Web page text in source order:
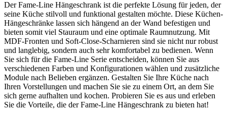
Der Fame-Line Hängeschrank ist die perfekte Lösung für jeden, der
seine Küche stilvoll und funktional gestalten möchte. Diese Küchen-
Hängeschränke lassen sich hängend an der Wand befestigen und
bieten somit viel Stauraum und eine optimale Raumnutzung. Mit
MDF-Fronten und Soft-Close-Scharnieren sind sie nicht nur robust
und langlebig, sondern auch sehr komfortabel zu bedienen. Wenn
Sie sich für die Fame-Line Serie entscheiden, können Sie aus
verschiedenen Farben und Konfigurationen wählen und zusätzliche
Module nach Belieben ergänzen. Gestalten Sie Ihre Küche nach
Ihren Vorstellungen und machen Sie sie zu einem Ort, an dem Sie
sich gerne aufhalten und kochen. Probieren Sie es aus und erleben
Sie die Vorteile, die der Fame-Line Hängeschrank zu bieten hat!